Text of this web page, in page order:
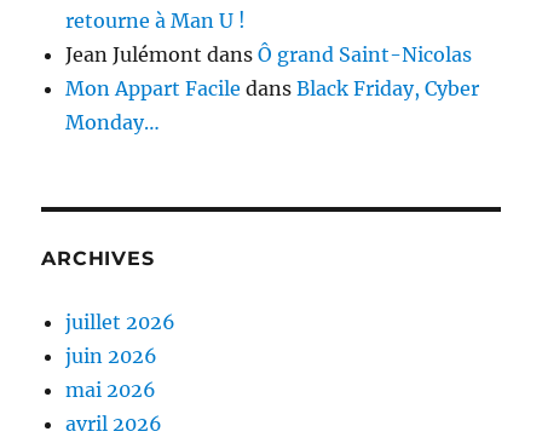
retourne à Man U !
Jean Julémont dansÔ grand Saint-Nicolas
Mon Appart Facile dansBlack Friday, Cyber
Monday…
ARCHIVES
juillet 2026
juin 2026
mai 2026
avril 2026